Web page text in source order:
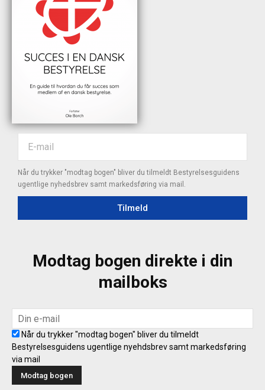
Når du trykker "modtag bogen" bliver du tilmeldt Bestyrelsesguidens
ugentlige nyhedsbrev samt markedsføring via mail.
Tilmeld
Modtag bogen direkte i din
mailboks
Når du trykker "modtag bogen" bliver du tilmeldt
Bestyrelsesguidens ugentlige nyehdsbrev samt markedsføring
via mail